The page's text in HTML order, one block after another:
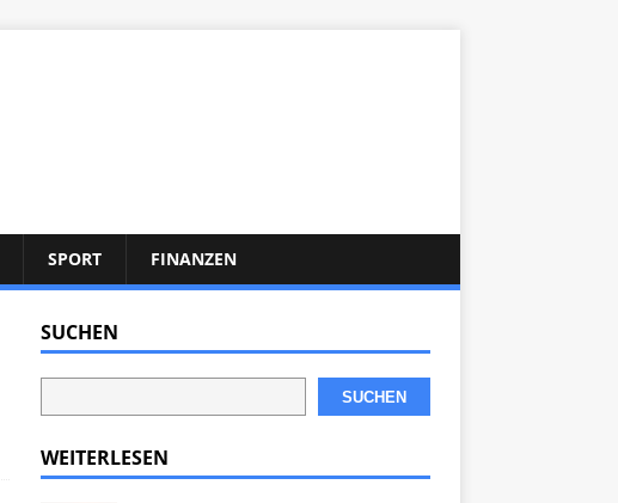
SPORT FINANZEN
SUCHEN
SUCHEN
WEITERLESEN